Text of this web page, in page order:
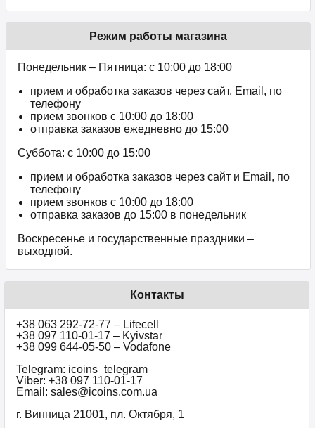
Режим работы магазина
Понедельник – Пятница: с 10:00 до 18:00
прием и обработка заказов через сайт, Email, по
телефону
прием звонков c 10:00 до 18:00
отправка заказов ежедневно до 15:00
Суббота: с 10:00 до 15:00
прием и обработка заказов через сайт и Email, по
телефону
прием звонков c 10:00 до 18:00
отправка заказов до 15:00 в понедельник
Воскресенье и государственные праздники –
выходной.
Контакты
+38 063 292-72-77 – Lifecell
+38 097 110-01-17 – Kyivstar
+38 099 644-05-50 – Vodafone
Telegram: icoins_telegram
Viber: +38 097 110-01-17
Email: sales@icoins.com.ua
г. Винница 21001, пл. Октября, 1